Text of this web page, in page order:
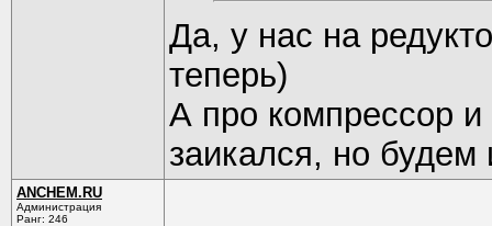
Да, у нас на
теперь)
А про компрессор и
заикался, но будем
ANCHEM.RU
Администрация
Ранг: 246